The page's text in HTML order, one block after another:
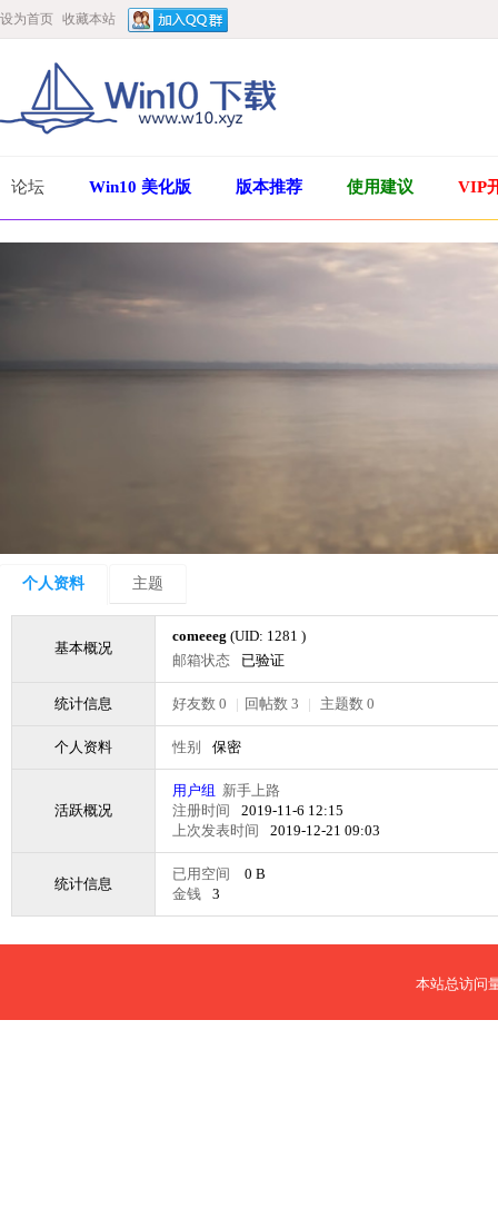
设为首页 收藏本站
论坛 Win10 美化版 版本推荐 使用建议 VIP
个人资料 主题
基本概况
comeeeg (UID: 1281 )
邮箱状态
已验证
统计信息 好友数 0 | 回帖数 3 | 主题数 0
个人资料 性别 保密
活跃概况
用户组 新手上路
注册时间
2019-11-6 12:15
上次发表时间
2019-12-21 09:03
统计信息
已用空间
0 B
金钱
3
本站总访问